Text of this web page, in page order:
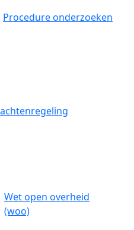
Procedure onderzoeken
Wet open overheid
(woo)